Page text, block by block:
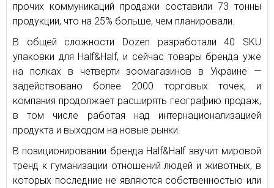
прочих коммуникаций продажи составили 73 тонны
продукции, что на 25% больше, чем планировали.
В общей сложности Dozen разработали 40 SKU
упаковки для Half&Half, и сейчас товары бренда уже
на полках в четверти зоомагазинов в Украине —
задействовано более 2000 торговых точек, и
компания продолжает расширять географию продаж,
в том числе работая над интернационализацией
продукта и выходом на новые рынки.
В позиционировании бренда Half&Half звучит мировой
тренд к гуманизации отношений людей и животных, в
которых последние не являются собственностью или